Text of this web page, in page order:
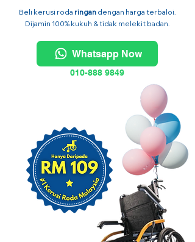
Beli kerusi roda ringan dengan harga terbaloi.
Dijamin 100% kukuh & tidak melekit badan.
Whatsapp Now
010-888 9849